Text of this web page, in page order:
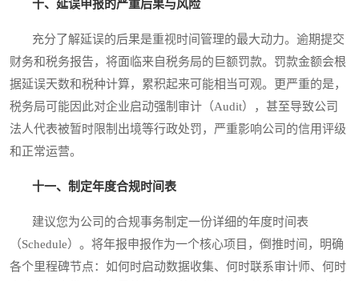
十、延误申报的严重后果与风险
充分了解延误的后果是重视时间管理的最大动力。逾期提交
财务和税务报告，将面临来自税务局的巨额罚款。罚款金额会根
据延误天数和税种计算，累积起来可能相当可观。更严重的是，
税务局可能因此对企业启动强制审计（Audit），甚至导致公司
法人代表被暂时限制出境等行政处罚，严重影响公司的信用评级
和正常运营。
十一、制定年度合规时间表
建议您为公司的合规事务制定一份详细的年度时间表
（Schedule）。将年报申报作为一个核心项目，倒推时间，明确
各个里程碑节点：如何时启动数据收集、何时联系审计师、何时